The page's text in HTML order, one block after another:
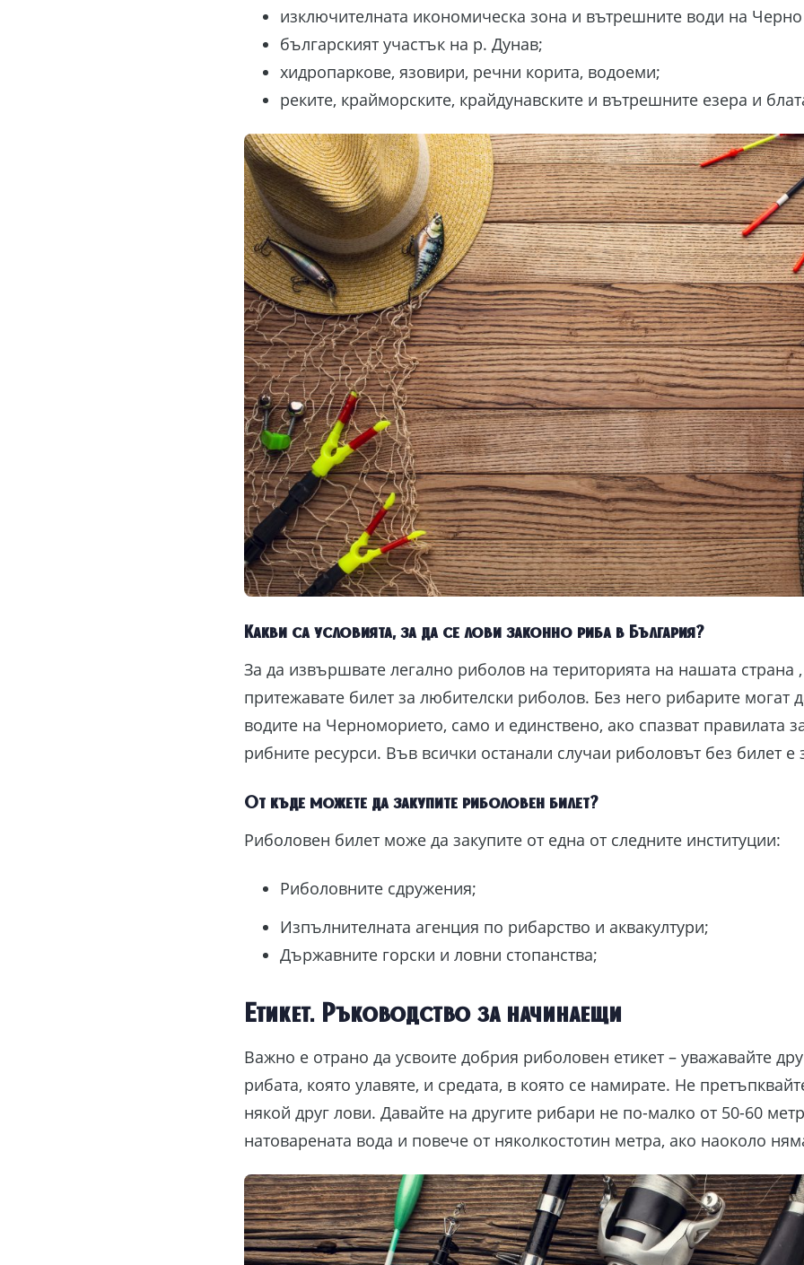
изключителната икономическа зона и вътрешните води на
българският участък на р. Дунав;
хидропаркове, язовири, речни корита, водоеми;
реките, крайморските, крайдунавските и вътрешните езера и
Какви са условията, за да се лови законно риба в България?
За да извършвате легално риболов на територията на нашата страна
притежавате билет за любителски риболов. Без него рибарите могат
водите на Черноморието, само и единствено, ако спазват правилата
рибните ресурси. Във всички останали случаи риболовът без билет е
От къде можете да закупите риболовен билет?
Риболовен билет може да закупите от една от следните институции:
Риболовните сдружения;
Изпълнителната агенция по рибарство и аквакултури;
Държавните горски и ловни стопанства;
Етикет. Ръководство за начинаещи
Важно е отрано да усвоите добрия риболовен етикет – уважавайте
рибата, която улавяте, и средата, в която се намирате. Не
някой друг лови. Давайте на другите рибари не по-малко от 50-60
натоварената вода и повече от няколкостотин метра, ако наоколо